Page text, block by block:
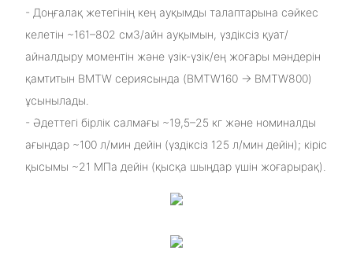
- Доңғалақ жетегінің кең ауқымды талаптарына сәйкес
келетін ~161–802 см3/айн ауқымын, үздіксіз қуат/
айналдыру моментін және үзік-үзік/ең жоғары мәндерін
қамтитын BMTW сериясында (BMTW160 → BMTW800)
ұсынылады.
- Әдеттегі бірлік салмағы ~19,5–25 кг және номиналды
ағындар ~100 л/мин дейін (үздіксіз 125 л/мин дейін); кіріс
қысымы ~21 МПа дейін (қысқа шыңдар үшін жоғарырақ).